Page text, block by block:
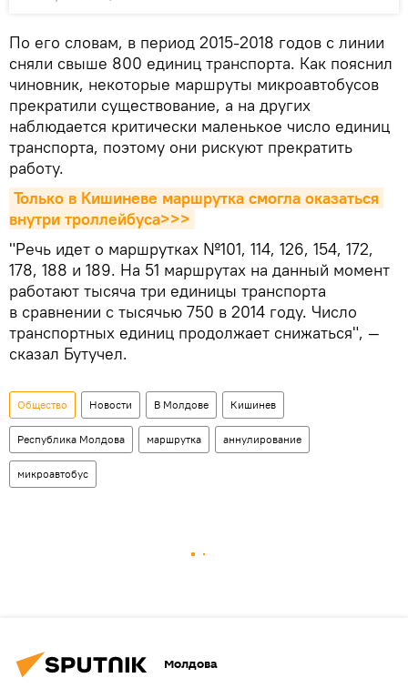
По его словам, в период 2015-2018 годов с линии
сняли свыше 800 единиц транспорта. Как пояснил
чиновник, некоторые маршруты микроавтобусов
прекратили существование, а на других
наблюдается критически маленькое число единиц
транспорта, поэтому они рискуют прекратить
работу.
Только в Кишиневе маршрутка смогла оказаться
внутри троллейбуса>>>
"Речь идет о маршрутках №101, 114, 126, 154, 172,
178, 188 и 189. На 51 маршрутах на данный момент
работают тысяча три единицы транспорта
в сравнении с тысячью 750 в 2014 году. Число
транспортных единиц продолжает снижаться", —
сказал Бутучел.
Общество Новости В Молдове Кишинев
Республика Молдова маршрутка аннулирование
микроавтобус
Молдова